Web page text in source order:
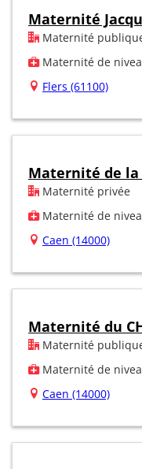
Maternité
Maternité
Maternité de
Flers (61100)
Maternité de la
Maternité privée
Maternité de
Caen (14000)
Maternité du
Maternité
Maternité de
Caen (14000)